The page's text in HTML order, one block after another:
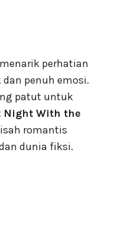
perhatian
penuh emosi.
patut untuk
Night With the
romantis
dunia fiksi.